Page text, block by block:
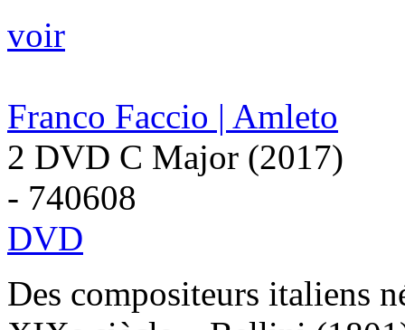
voir
Franco Faccio | Amleto
2 DVD C Major (2017)
- 740608
DVD
Des compositeurs italiens